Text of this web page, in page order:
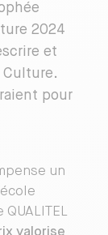
2024
et
pour
un